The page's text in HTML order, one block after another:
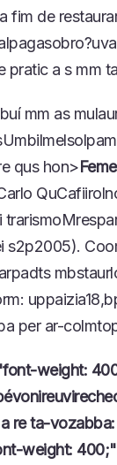
fim de
pratic a s mm
mm as
qus hon>
s2p2005).
per ar-
weight:
re ta-
weight: